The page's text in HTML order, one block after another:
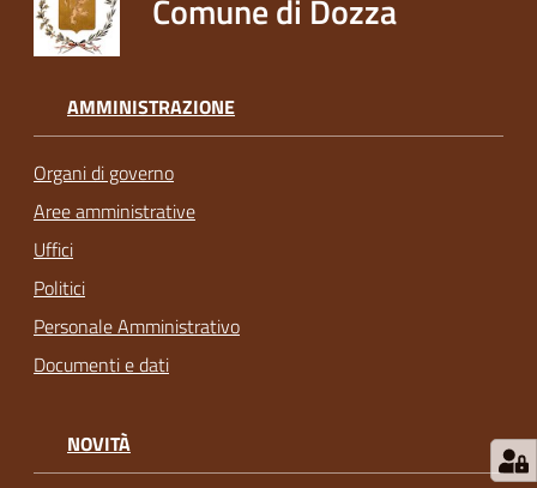
Comune di Dozza
AMMINISTRAZIONE
Organi di governo
Aree amministrative
Uffici
Politici
Personale Amministrativo
Documenti e dati
NOVITÀ